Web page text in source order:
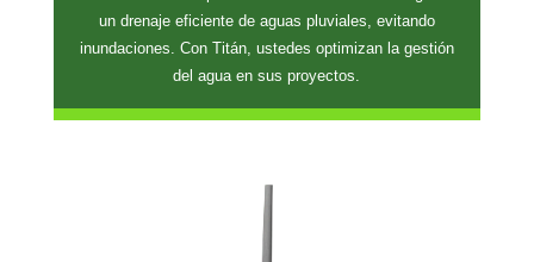
un drenaje eficiente de aguas pluviales, evitando
inundaciones. Con Titán, ustedes optimizan la gestión
del agua en sus proyectos.